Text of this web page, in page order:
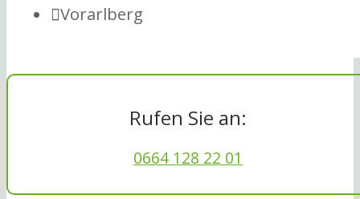
Vorarlberg
Rufen Sie an:
0664 128 22 01